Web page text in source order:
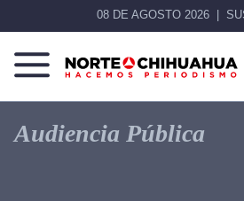
08 DE AGOSTO 2026
Norte
De
Chihuahua
Más
que
noticias,
Audiencia Pública